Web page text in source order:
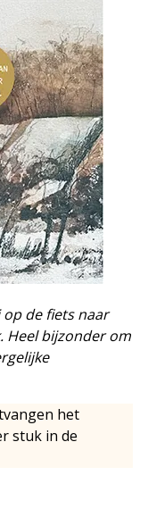
de fiets naar
Heel bijzonder om
het
stuk in de